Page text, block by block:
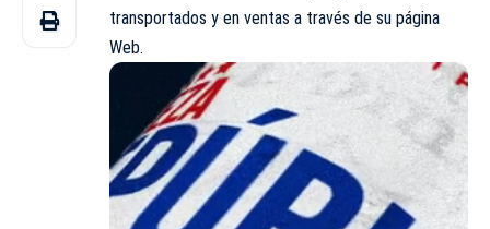
transportados y en ventas a través de su página
Web.